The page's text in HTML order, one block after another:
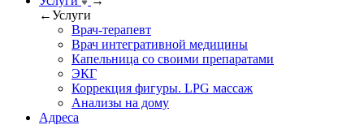
←Услуги
Врач-терапевт
Врач интегративной медицины
Капельница со своими препаратами
ЭКГ
Коррекция фигуры. LPG массаж
Анализы на дому
Адреса